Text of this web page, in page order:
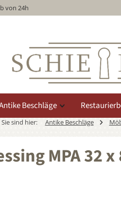
von 24h
Beschläge
Sie sind hier: Antike Beschläge
MPA 32